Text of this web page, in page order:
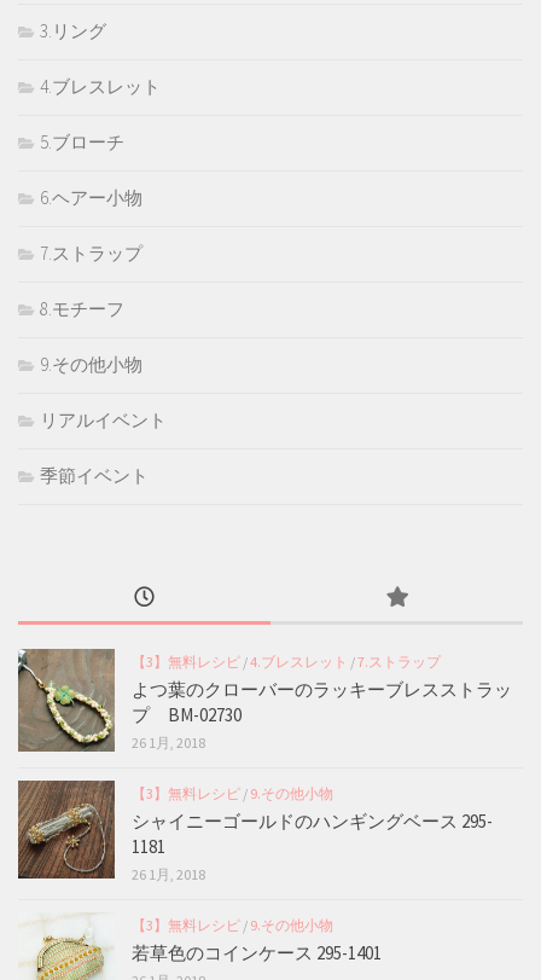
3.リング
4.ブレスレット
5.ブローチ
6.ヘアー小物
7.ストラップ
8.モチーフ
9.その他小物
リアルイベント
季節イベント
【3】無料レシピ /4.ブレスレット /7.ストラップ
よつ葉のクローバーのラッキーブレスストラッ
プ BM-02730
26 1月, 2018
【3】無料レシピ / 9.その他小物
シャイニーゴールドのハンギングベース 295-
1181
26 1月, 2018
【3】無料レシピ / 9.その他小物
若草色のコインケース 295-1401